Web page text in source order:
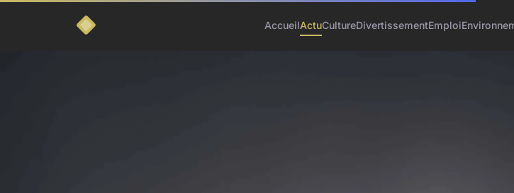
AccueilActuCultureDivertissementEmploi